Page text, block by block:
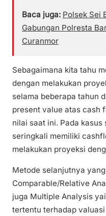
Baca juga: Polsek Sei
Gabungan Polresta
Curanmor
Sebagaimana kita tahu
dengan melakukan
selama beberapa tahun
present value atas cash
nilai saat ini. Pada
seringkali memiliki
melakukan proyeksi
Metode selanjutnya
Comparable/Relative
juga Multiple Analysis
tertentu terhadap